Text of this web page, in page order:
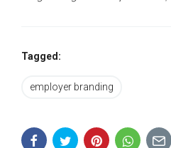
Tagged:
employer branding